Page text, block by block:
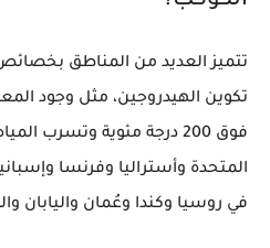
تتميز العديد من المناطق
تكوين الهيدروجين، مثل وجود
فوق 200 درجة مئوية وتسرب
المتحدة وأستراليا وفرنسا
في روسيا وكندا وعُمان واليابان